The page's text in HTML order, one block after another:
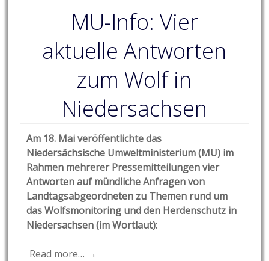
MU-Info: Vier
aktuelle Antworten
zum Wolf in
Niedersachsen
Am 18. Mai veröffentlichte das
Niedersächsische Umweltministerium (MU) im
Rahmen mehrerer Pressemitteilungen vier
Antworten auf mündliche Anfragen von
Landtagsabgeordneten zu Themen rund um
das Wolfsmonitoring und den Herdenschutz in
Niedersachsen (im Wortlaut):
Read more… →